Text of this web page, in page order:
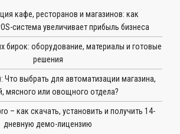
кафе, ресторанов и магазинов: как
система увеличивает прибыль бизнеса
бирок: оборудование, материалы и готовые
решения
Что выбрать для автоматизации магазина,
мясного или овощного отдела?
– как скачать, установить и получить 14-
дневную демо-лицензию